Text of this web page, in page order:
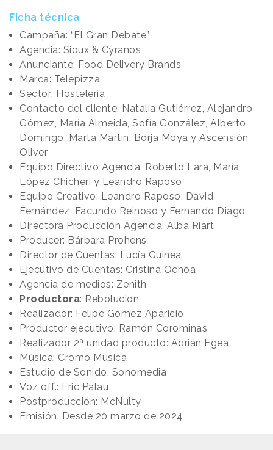
Ficha técnica
Campaña: “El Gran Debate”
Agencia: Sioux & Cyranos
Anunciante: Food Delivery Brands
Marca: Telepizza
Sector: Hostelería
Contacto del cliente: Natalia Gutiérrez, Alejandro
Gómez, María Almeida, Sofía González, Alberto
Domingo, Marta Martín, Borja Moya y Ascensión
Oliver
Equipo Directivo Agencia: Roberto Lara, María
López Chicheri y Leandro Raposo
Equipo Creativo: Leandro Raposo, David
Fernández, Facundo Reinoso y Fernando Diago
Directora Producción Agencia: Alba Riart
Producer: Bárbara Prohens
Director de Cuentas: Lucía Guinea
Ejecutivo de Cuentas: Cristina Ochoa
Agencia de medios: Zenith
Productora: Rebolucion
Realizador: Felipe Gómez Aparicio
Productor ejecutivo: Ramón Corominas
Realizador 2ª unidad producto: Adrián Egea
Música: Cromo Música
Estudio de Sonido: Sonomedia
Voz off.: Eric Palau
Postproducción: McNulty
Emisión: Desde 20 marzo de 2024